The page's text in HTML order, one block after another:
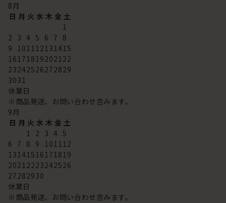
8月
日 月 火 水 木 金 土
1
2 3 4 5 6 7 8
9 101112131415
16171819202122
23242526272829
3031
休業日
※商品発送、お問い合わせ含みます。
9月
日 月 火 水 木 金 土
1 2 3 4 5
6 7 8 9 101112
13141516171819
20212223242526
27282930
休業日
※商品発送、お問い合わせ含みます。